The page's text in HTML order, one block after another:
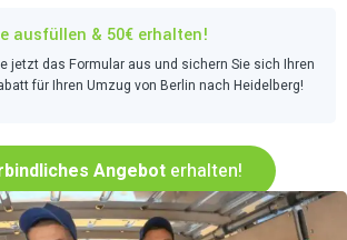
ausfüllen & 50€ erhalten!
jetzt das Formular aus und sichern Sie sich Ihren
für Ihren Umzug von Berlin nach Heidelberg!
Angebot erhalten!